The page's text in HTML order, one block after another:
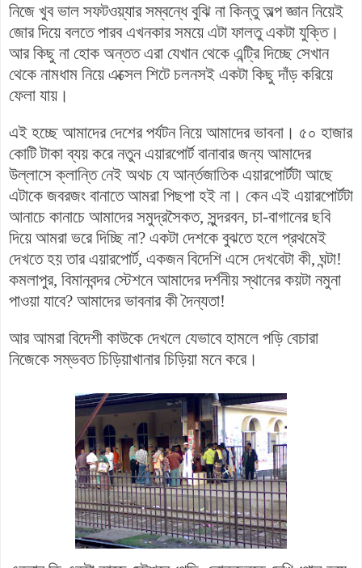
নিজে খুব ভাল সফটওয়্যার সম্বন্ধে বুঝি না কিন্তু অল্প জ্ঞান নিয়েই
জোর দিয়ে বলতে পারব এখনকার সময়ে এটা ফালতু একটা যুক্তি।
আর কিছু না হোক অন্তত এরা যেখান থেকে এন্ট্রি দিচ্ছে সেখান
থেকে নামধাম নিয়ে এক্সেল শিটে চলনসই একটা কিছু দাঁড় করিয়ে
ফেলা যায়।
এই হচ্ছে আমাদের দেশের পর্যটন নিয়ে আমাদের ভাবনা। ৫০ হাজার
কোটি টাকা ব্যয় করে নতুন এয়ারপোর্ট বানাবার জন্য আমাদের
উল্লাসে ক্লান্তি নেই অথচ যে আর্ন্তজাতিক এয়ারপোর্টটা আছে
এটাকে জবরজং বানাতে আমরা পিছপা হই না। কেন এই এয়ারপোর্টটা
আনাচে কানাচে আমাদের সমুদ্রসৈকত, সুন্দরবন, চা-বাগানের ছবি
দিয়ে আমরা ভরে দিচ্ছি না? একটা দেশকে বুঝতে হলে প্রথমেই
দেখতে হয় তার এয়ারপোর্ট, একজন বিদেশি এসে দেখবেটা কী, ঘন্টা!
কমলাপুর, বিমানবন্দর স্টেশনে আমাদের দর্শনীয় স্থানের কয়টা নমুনা
পাওয়া যাবে? আমাদের ভাবনার কী দৈন্যতা!
আর আমরা বিদেশী কাউকে দেখলে যেভাবে হামলে পড়ি বেচারা
নিজেকে সম্ভবত চিড়িয়াখানার চিড়িয়া মনে করে।